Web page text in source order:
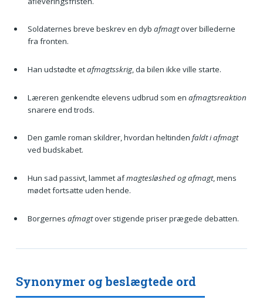
Soldaternes breve beskrev en dyb afmagtover billederne
fra fronten.
Han udstødte etafmagtsskrig, da bilen ikke ville starte.
Læreren genkendte elevens udbrud som en afmagtsreaktion
snarere end trods.
Den gamle roman skildrer, hvordan heltinden faldt i afmagt
ved budskabet.
Hun sad passivt, lammet afmagtesløshed og afmagt, mens
mødet fortsatte uden hende.
Borgernes afmagtover stigende priser prægede debatten.
Synonymer og beslægtede ord